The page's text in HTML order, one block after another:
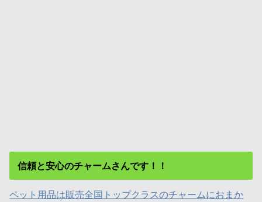
信頼と安心のチャームさんです！！
ペット用品は販売全国トップクラスのチャームにおまか